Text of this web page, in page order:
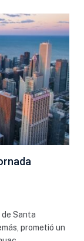
Santa
prometió un